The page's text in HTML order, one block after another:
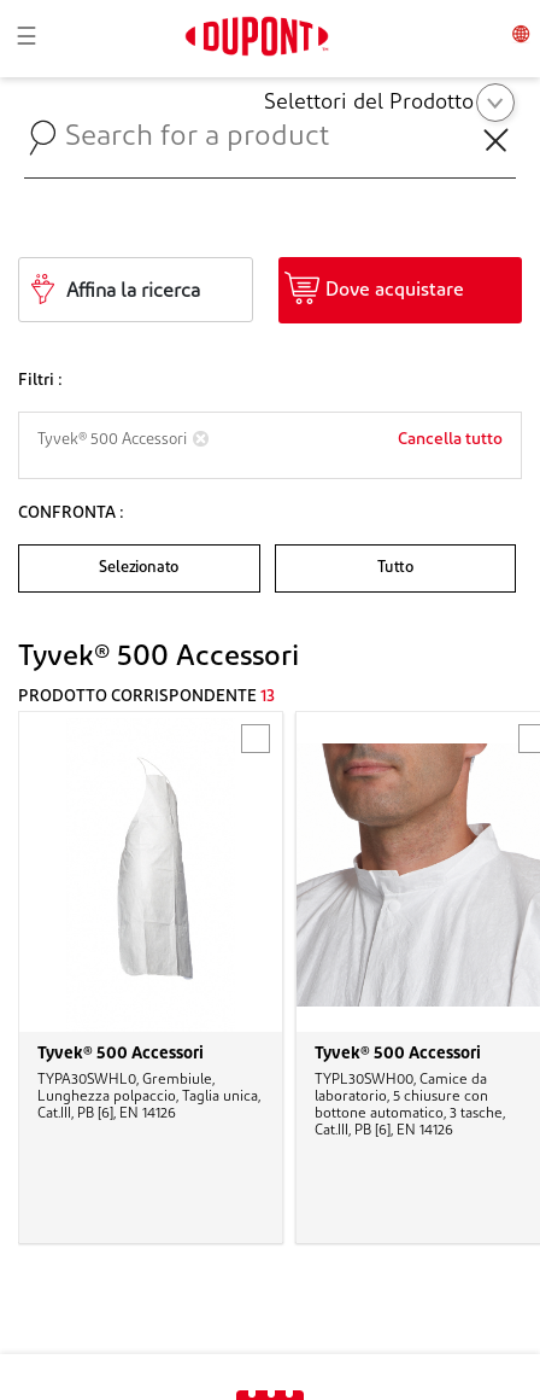
Toggle navigation
☰
Selettori del Prodotto
Affina la ricerca Dove acquistare
Filtri :
Tyvek® 500 Accessori Cancella tutto
CONFRONTA :
Selezionato Tutto
Tyvek® 500 Accessori
PRODOTTO CORRISPONDENTE 13
Tyvek® 500 Accessori
TYPA30SWHL0, Grembiule,
Lunghezza polpaccio, Taglia unica,
Cat.III, PB [6], EN 14126
Tyvek® 500 Accessori
TYPL30SWH00, Camice da
laboratorio, 5 chiusure con
bottone automatico, 3 tasche,
Cat.III, PB [6], EN 14126